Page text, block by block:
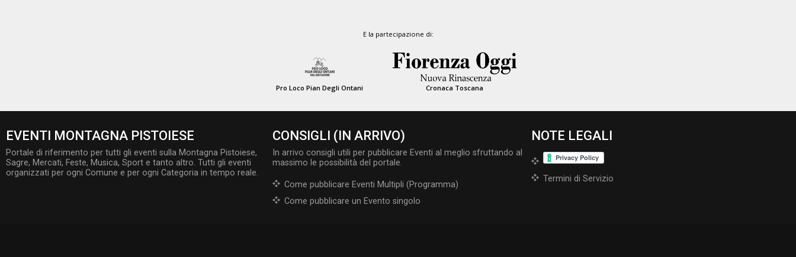
E la partecipazione di:
Pro Loco Pian Degli Ontani Cronaca Toscana
EVENTI MONTAGNA PISTOIESE
Portale di riferimento per tutti gli eventi sulla Montagna Pistoiese,
Sagre, Mercati, Feste, Musica, Sport e tanto altro. Tutti gli eventi
organizzati per ogni Comune e per ogni Categoria in tempo reale.
CONSIGLI (IN ARRIVO)
In arrivo consigli utili per pubblicare Eventi al meglio sfruttando al
massimo le possibilità del portale.
Come pubblicare Eventi Multipli (Programma)
Come pubblicare un Evento singolo
NOTE LEGALI
Termini di Servizio